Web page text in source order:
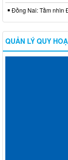
Đồng Nai: Tầm nhìn
QUẢN LÝ QUY